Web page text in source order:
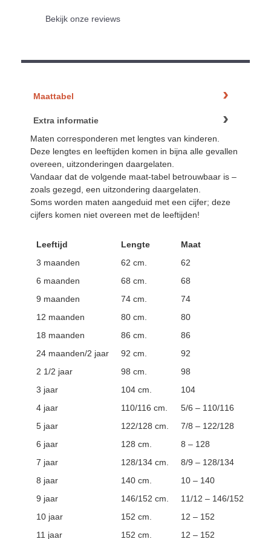
Bekijk onze reviews
Maattabel
Extra informatie
Maten corresponderen met lengtes van kinderen.
Deze lengtes en leeftijden komen in bijna alle gevallen
overeen, uitzonderingen daargelaten.
Vandaar dat de volgende maat-tabel betrouwbaar is –
zoals gezegd, een uitzondering daargelaten.
Soms worden maten aangeduid met een cijfer; deze
cijfers komen niet overeen met de leeftijden!
Leeftijd Lengte
Maat
3 maanden
62 cm.
62
6 maanden
68 cm.
68
9 maanden
74 cm.
74
12 maanden
80 cm.
80
18 maanden
86 cm.
86
24 maanden/2 jaar
92 cm.
92
2 1/2 jaar
98 cm.
98
3 jaar
104 cm.
104
4 jaar
110/116 cm.
5/6 – 110/116
5 jaar
122/128 cm.
7/8 – 122/128
6 jaar
128 cm.
8 – 128
7 jaar
128/134 cm.
8/9 – 128/134
8 jaar
140 cm.
10 – 140
9 jaar
146/152 cm.
11/12 – 146/152
10 jaar
152 cm.
12 – 152
11 jaar
152 cm. 12 – 152